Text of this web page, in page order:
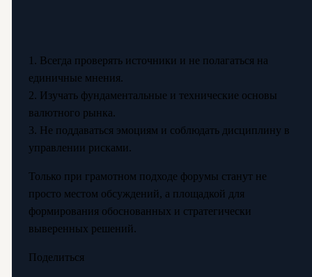
1. Всегда проверять источники и не полагаться на
единичные мнения.
2. Изучать фундаментальные и технические основы
валютного рынка.
3. Не поддаваться эмоциям и соблюдать дисциплину в
управлении рисками.
Только при грамотном подходе форумы станут не
просто местом обсуждений, а площадкой для
формирования обоснованных и стратегически
выверенных решений.
Поделиться